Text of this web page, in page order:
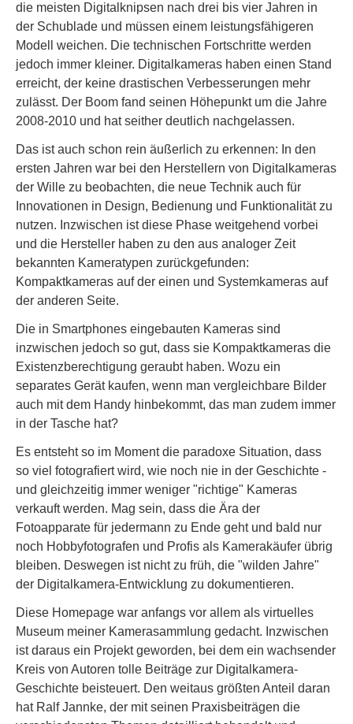
die meisten Digitalknipsen nach drei bis vier Jahren in
der Schublade und müssen einem leistungsfähigeren
Modell weichen. Die technischen Fortschritte werden
jedoch immer kleiner. Digitalkameras haben einen Stand
erreicht, der keine drastischen Verbesserungen mehr
zulässt. Der Boom fand seinen Höhepunkt um die Jahre
2008-2010 und hat seither deutlich nachgelassen.
Das ist auch schon rein äußerlich zu erkennen: In den
ersten Jahren war bei den Herstellern von Digitalkameras
der Wille zu beobachten, die neue Technik auch für
Innovationen in Design, Bedienung und Funktionalität zu
nutzen. Inzwischen ist diese Phase weitgehend vorbei
und die Hersteller haben zu den aus analoger Zeit
bekannten Kameratypen zurückgefunden:
Kompaktkameras auf der einen und Systemkameras auf
der anderen Seite.
Die in Smartphones eingebauten Kameras sind
inzwischen jedoch so gut, dass sie Kompaktkameras die
Existenzberechtigung geraubt haben. Wozu ein
separates Gerät kaufen, wenn man vergleichbare Bilder
auch mit dem Handy hinbekommt, das man zudem immer
in der Tasche hat?
Es entsteht so im Moment die paradoxe Situation, dass
so viel fotografiert wird, wie noch nie in der Geschichte -
und gleichzeitig immer weniger "richtige" Kameras
verkauft werden. Mag sein, dass die Ära der
Fotoapparate für jedermann zu Ende geht und bald nur
noch Hobbyfotografen und Profis als Kamerakäufer übrig
bleiben. Deswegen ist nicht zu früh, die "wilden Jahre"
der Digitalkamera-Entwicklung zu dokumentieren.
Diese Homepage war anfangs vor allem als virtuelles
Museum meiner Kamerasammlung gedacht. Inzwischen
ist daraus ein Projekt geworden, bei dem ein wachsender
Kreis von Autoren tolle Beiträge zur Digitalkamera-
Geschichte beisteuert. Den weitaus größten Anteil daran
hat Ralf Jannke, der mit seinen Praxisbeiträgen die